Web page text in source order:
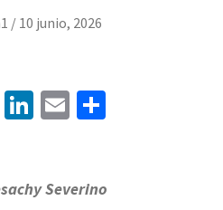
/ 10 junio, 2026
WhatsApp
LinkedIn
Email
Severino